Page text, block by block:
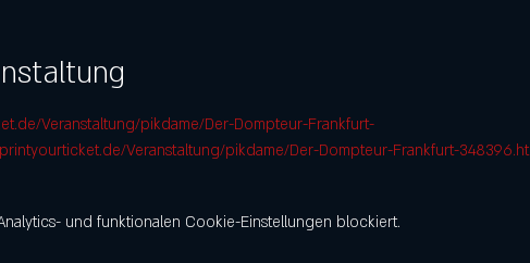
Veranstaltung/pikdame/Der-Dompteur-Frankfurt-
Veranstaltung/pikdame/Der-Dompteur-Frankfurt-
und funktionalen Cookie-Einstellungen blockiert.